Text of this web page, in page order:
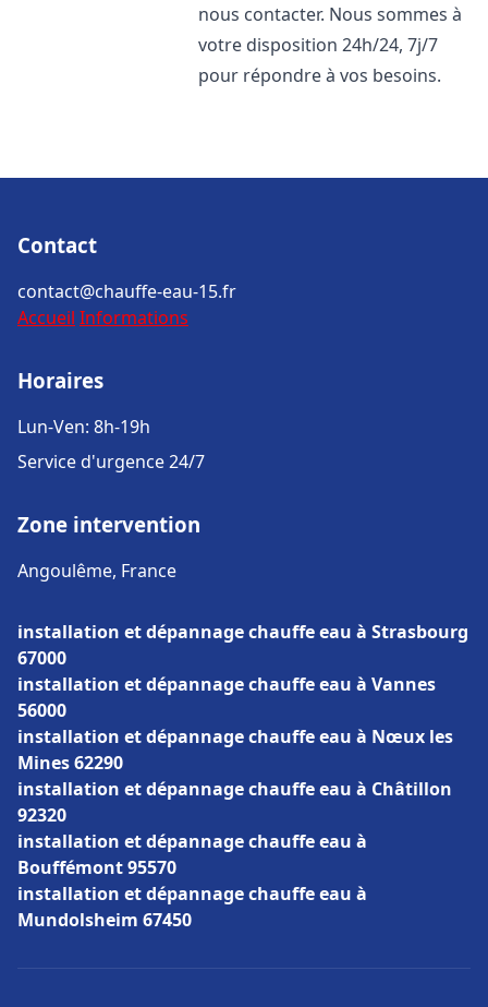
nous contacter. Nous sommes à
votre disposition 24h/24, 7j/7
pour répondre à vos besoins.
Contact
contact@chauffe-eau-15.fr
Accueil Informations
Horaires
Lun-Ven: 8h-19h
Service d'urgence 24/7
Zone intervention
Angoulême, France
installation et dépannage chauffe eau à Strasbourg
67000
installation et dépannage chauffe eau à Vannes
56000
installation et dépannage chauffe eau à Nœux les
Mines 62290
installation et dépannage chauffe eau à Châtillon
92320
installation et dépannage chauffe eau à
Bouffémont 95570
installation et dépannage chauffe eau à
Mundolsheim 67450